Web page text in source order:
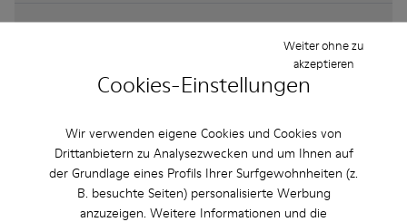
Cookies-Einstellungen
Wir verwenden eigene Cookies und Cookies von
Drittanbietern zu Analysezwecken und um Ihnen auf
der Grundlage eines Profils Ihrer Surfgewohnheiten (z.
B. besuchte Seiten) personalisierte Werbung
anzuzeigen. Weitere Informationen und die
Weiter ohne zu
akzeptieren
Wie viel kostet der Versand für Camper ATOM für
Andere Kategorien